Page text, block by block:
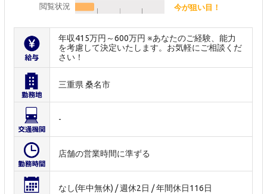
閲覧状況 今が狙い目！
年収415万円～600万円 ※あなたのご経験、能力
を考慮して決定いたします。お気軽にご相談くだ
さい！
三重県 桑名市
-
店舗の営業時間に準ずる
なし(年中無休) / 週休2日 / 年間休日116日